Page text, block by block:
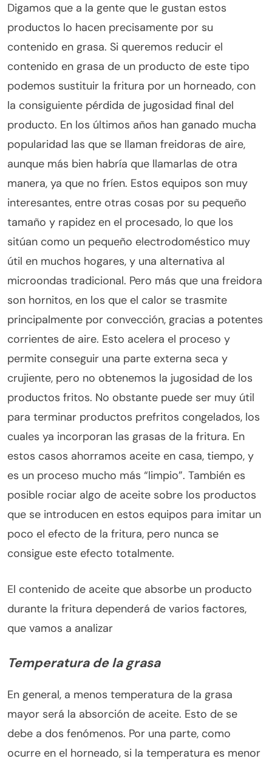
Digamos que a la gente que le gustan estos
productos lo hacen precisamente por su
contenido en grasa. Si queremos reducir el
contenido en grasa de un producto de este tipo
podemos sustituir la fritura por un horneado, con
la consiguiente pérdida de jugosidad final del
producto. En los últimos años han ganado mucha
popularidad las que se llaman freidoras de aire,
aunque más bien habría que llamarlas de otra
manera, ya que no fríen. Estos equipos son muy
interesantes, entre otras cosas por su pequeño
tamaño y rapidez en el procesado, lo que los
sitúan como un pequeño electrodoméstico muy
útil en muchos hogares, y una alternativa al
microondas tradicional. Pero más que una freidora
son hornitos, en los que el calor se trasmite
principalmente por convección, gracias a potentes
corrientes de aire. Esto acelera el proceso y
permite conseguir una parte externa seca y
crujiente, pero no obtenemos la jugosidad de los
productos fritos. No obstante puede ser muy útil
para terminar productos prefritos congelados, los
cuales ya incorporan las grasas de la fritura. En
estos casos ahorramos aceite en casa, tiempo, y
es un proceso mucho más “limpio”. También es
posible rociar algo de aceite sobre los productos
que se introducen en estos equipos para imitar un
poco el efecto de la fritura, pero nunca se
consigue este efecto totalmente.
El contenido de aceite que absorbe un producto
durante la fritura dependerá de varios factores,
que vamos a analizar
Temperatura de la grasa
En general, a menos temperatura de la grasa
mayor será la absorción de aceite. Esto de se
debe a dos fenómenos. Por una parte, como
ocurre en el horneado, si la temperatura es menor